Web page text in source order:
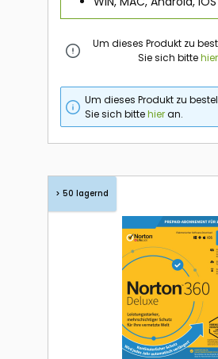
Um dieses Produkt zu
Sie sich bittehier
Um dieses Produkt zu
Sie sich bittehieran.
> 50 lagernd